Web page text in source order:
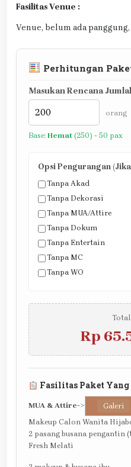
Fasilitas Venue :
Venue, belum ada
Perhitungan
Masukan Rencana
orang
Base: Hemat (250) - 50 pax
Opsi Pengurangan
Tanpa Akad
Tanpa Dekorasi
Tanpa MUA/Attire
Tanpa Dokum
Tanpa Entertain
Tanpa MC
Tanpa WO
Rp
Fasilitas Paket Yang
MUA & Attire-> Galeri
Makeup Calon Wanita
2 pasang busana pengantin
Fresh Melati